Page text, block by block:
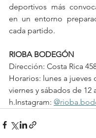
deportivos más
en un entorno
cada partido.
RIOBA BODEGÓN
Dirección: Costa Rica
Horarios: lunes a jueves
viernes y sábados de 12
h.Instagram: